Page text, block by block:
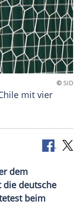
©SID
mit vier
dem
die deutsche
beim